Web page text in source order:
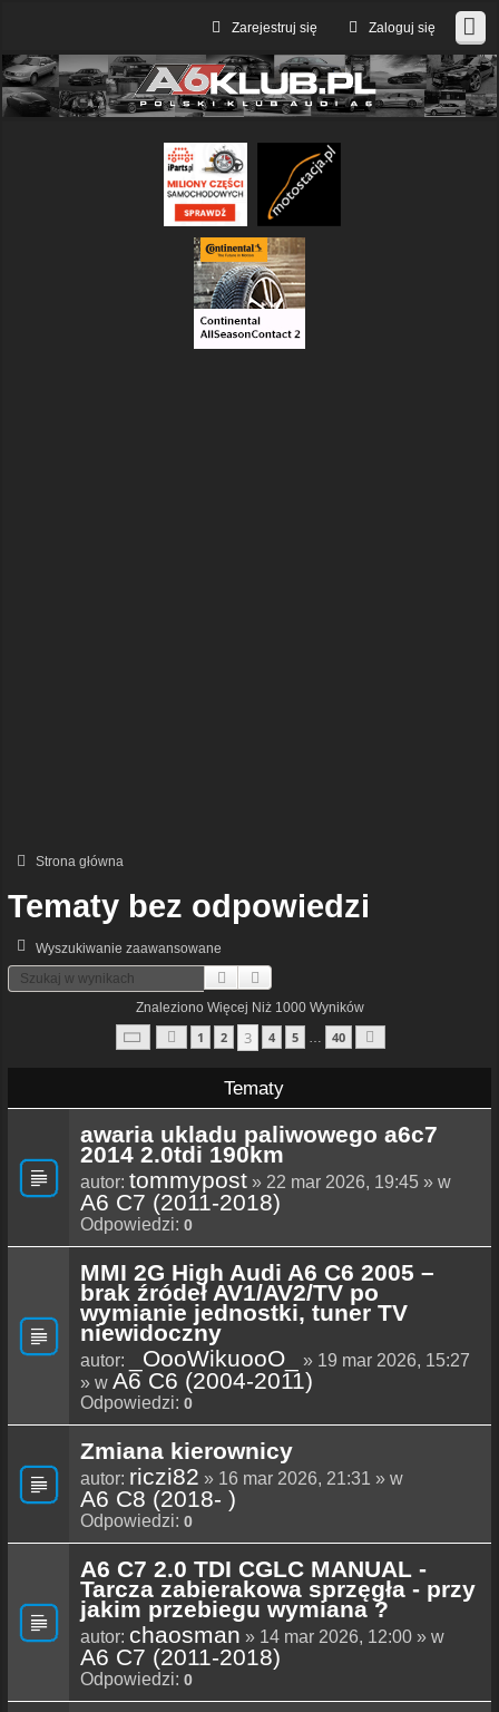
Zaloguj się
Zarejestruj się
Strona główna
Tematy bez odpowiedzi
Wyszukiwanie zaawansowane
Szukaj
Znaleziono Więcej Niż 1000 Wyników
Strona Z 40
Poprzednia
1 2 3 4 5 40
Tematy
awaria ukladu paliwowego a6c7
2014 2.0tdi 190km
autor: tommypost » 22 mar 2026, 19:45 » w
A6 C7 (2011-2018)
Odpowiedzi: 0
MMI 2G High Audi A6 C6 2005 –
brak źródeł AV1/AV2/TV po
wymianie jednostki, tuner TV
niewidoczny
autor: _OooWikuooO_
» 19 mar 2026, 15:27
» w A6 C6 (2004-2011)
Odpowiedzi: 0
Zmiana kierownicy
autor: riczi82 » 16 mar 2026, 21:31 » w
A6 C8 (2018- )
Odpowiedzi: 0
A6 C7 2.0 TDI CGLC MANUAL -
Tarcza zabierakowa sprzęgła - przy
jakim przebiegu wymiana ?
autor: chaosman » 14 mar 2026, 12:00 » w
A6 C7 (2011-2018)
Odpowiedzi: 0